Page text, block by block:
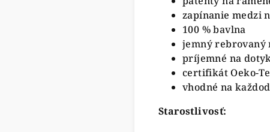
zapínanie medzi
100 % bavlna
jemný rebrovaný
príjemné na
certifikát Oeko-
vhodné na
Starostlivosť: